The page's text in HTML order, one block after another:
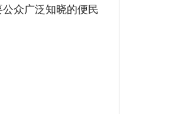
众广泛知晓的便民